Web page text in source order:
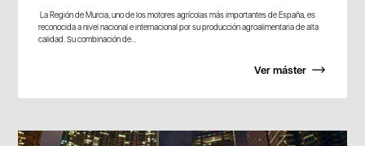
La Región de Murcia, uno de los motores agrícolas más importantes de España, es
reconocida a nivel nacional e internacional por su producción agroalimentaria de alta
calidad. Su combinación de...
Ver máster